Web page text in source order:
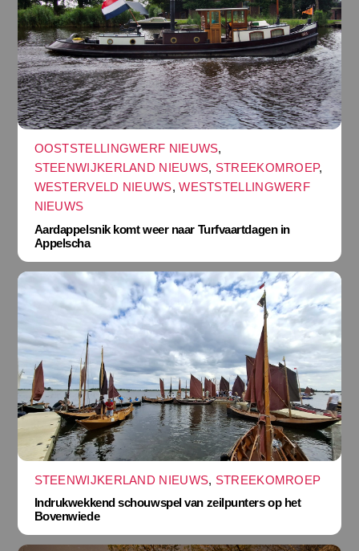
OOSTSTELLINGWERF NIEUWS,
STEENWIJKERLAND NIEUWS, STREEKOMROEP,
WESTERVELD NIEUWS,WESTSTELLINGWERF
NIEUWS
Aardappelsnik komt weer naar Turfvaartdagen in
Appelscha
STEENWIJKERLAND NIEUWS, STREEKOMROEP
Indrukwekkend schouwspel van zeilpunters op het
Bovenwiede